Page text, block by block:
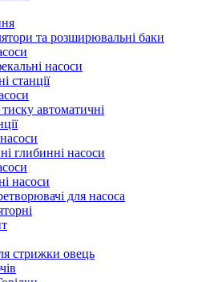
та розширювальні баки
насоси
станції
автоматичні
глибинні насоси
насоси
для насоса
стрижки овець